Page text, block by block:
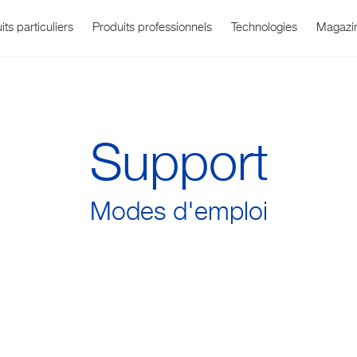
particuliers Produits professionnels Technologies
Support
Modes d'emploi